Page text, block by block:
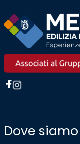
Dove siamo